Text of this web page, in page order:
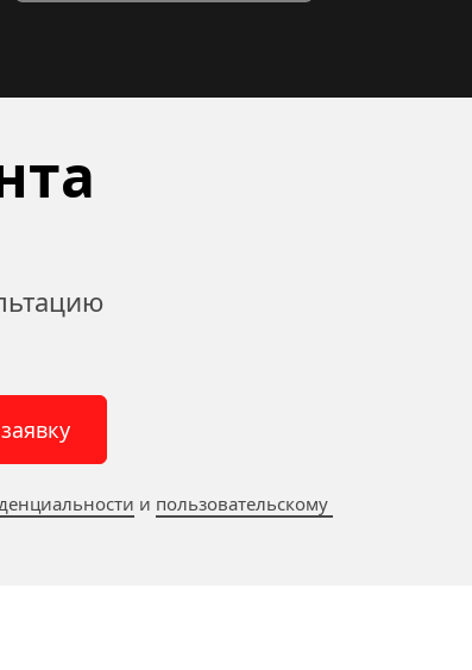
и пользовательскому